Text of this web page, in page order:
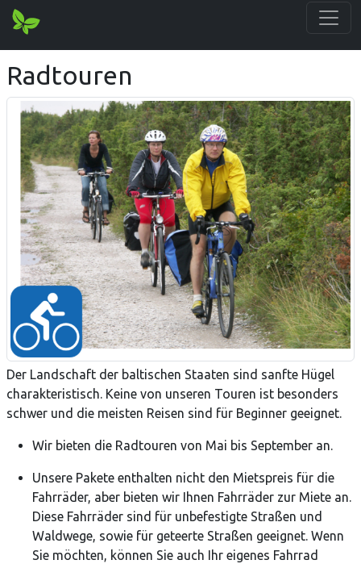
Radtouren
Der Landschaft der baltischen Staaten sind sanfte Hügel
charakteristisch. Keine von unseren Touren ist besonders
schwer und die meisten Reisen sind für Beginner geeignet.
Wir bieten die Radtouren von Mai bis September an.
Unsere Pakete enthalten nicht den Mietspreis für die
Fahrräder, aber bieten wir Ihnen Fahrräder zur Miete an.
Diese Fahrräder sind für unbefestigte Straßen und
Waldwege, sowie für geteerte Straßen geeignet. Wenn
Sie möchten, können Sie auch Ihr eigenes Fahrrad